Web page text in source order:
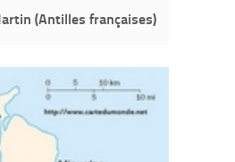
(Antilles françaises)